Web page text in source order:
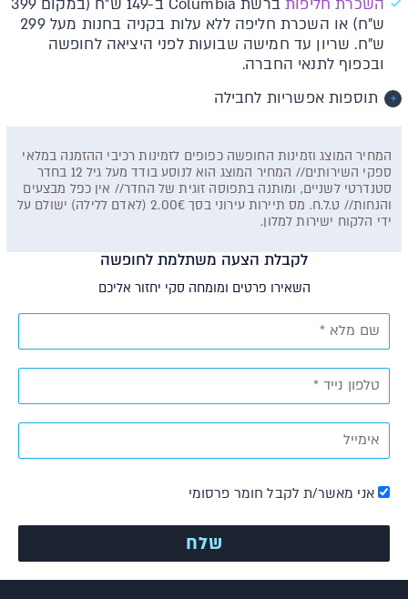
ש"ח) או השכרת חליפה ללא עלות בקניה בחנות מעל 299
ש"ח. שריון עד חמישה שבועות לפני היציאה לחופשה
ובכפוף לתנאי החברה.
תוספות אפשריות לחבילה
המחיר המוצג וזמינות החופשה כפופים לזמינות רכיבי ההזמנה במלאי
ספקי השירותים// המחיר המוצג הוא לנוסע בודד מעל גיל 12 בחדר
סטנדרטי לשניים, ומותנה בתפוסה זוגית של החדר// אין כפל מבצעים
והנחות// ט.ל.ח. מס תיירות עירוני בסך 2.00€ (לאדם ללילה) ישולם על
ידי הלקוח ישירות למלון.
לקבלת הצעה משתלמת לחופשה
השאירו פרטים ומומחה סקי יחזור אליכם
אני מאשר/ת לקבל חומר פרסומי